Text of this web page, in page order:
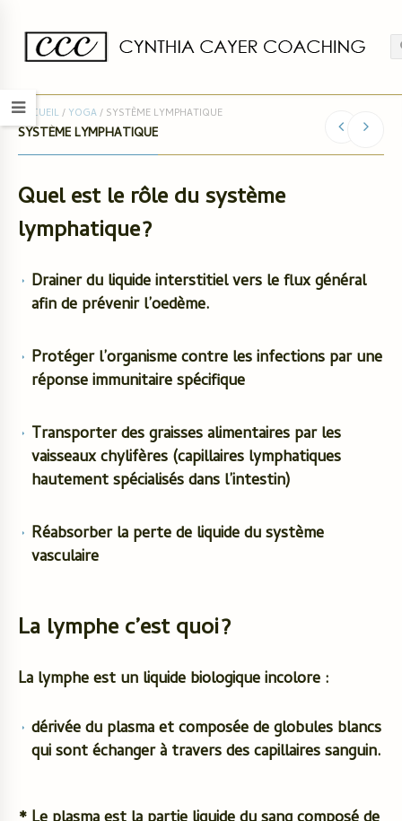
ACCUEIL/ YOGA/ SYSTÈME LYMPHATIQUE
SYSTÈME LYMPHATIQUE
Quel est le rôle du système
lymphatique?
Drainer du liquide interstitiel vers le flux général
afin de prévenir l’oedème.
Protéger l’organisme contre les infections par une
réponse immunitaire spécifique
Transporter des graisses alimentaires par les
vaisseaux chylifères (capillaires lymphatiques
hautement spécialisés dans l’intestin)
Réabsorber la perte de liquide du système
vasculaire
La lymphe c’est quoi?
La lymphe est un liquide biologique incolore :
dérivée du plasmaet composée deglobules blancs
qui sont échanger à travers des capillaires sanguin.